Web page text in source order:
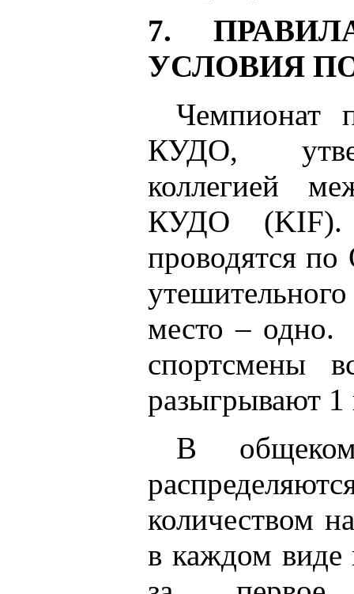
7.
УСЛОВИЯ
Чемпионат
КУДО,
коллегией
КУДО (KIF).
проводятся по
утешительного
место – одно.
спортсмены
разыгрывают 1
В
количеством
в каждом виде